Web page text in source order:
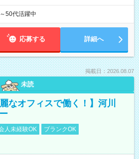
50代活躍中
応募する 詳細へ
掲載日：2026.08.07
未読
なオフィスで働く！】河川
人未経験OK
ブランクOK